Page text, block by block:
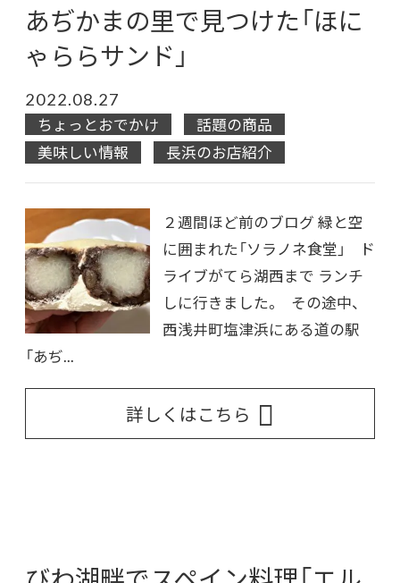
あぢかまの里で見つけた「ほに
ゃららサンド」
2022.08.27
ちょっとおでかけ
話題の商品
美味しい情報
長浜のお店紹介
２週間ほど前のブログ 緑と空
に囲まれた「ソラノネ食堂」 ド
ライブがてら湖西まで ランチ
しに行きました。 その途中、
西浅井町塩津浜にある道の駅
「あぢ...
詳しくはこちら